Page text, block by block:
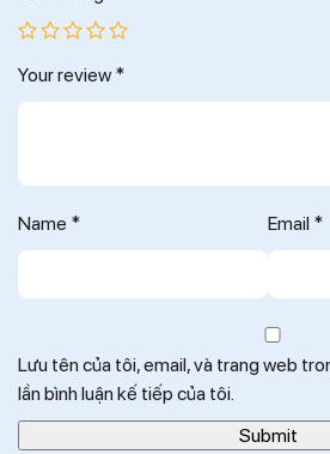
Your review *
Name * Email *
Lưu tên của tôi, email, và trang web
lần bình luận kế tiếp của tôi.